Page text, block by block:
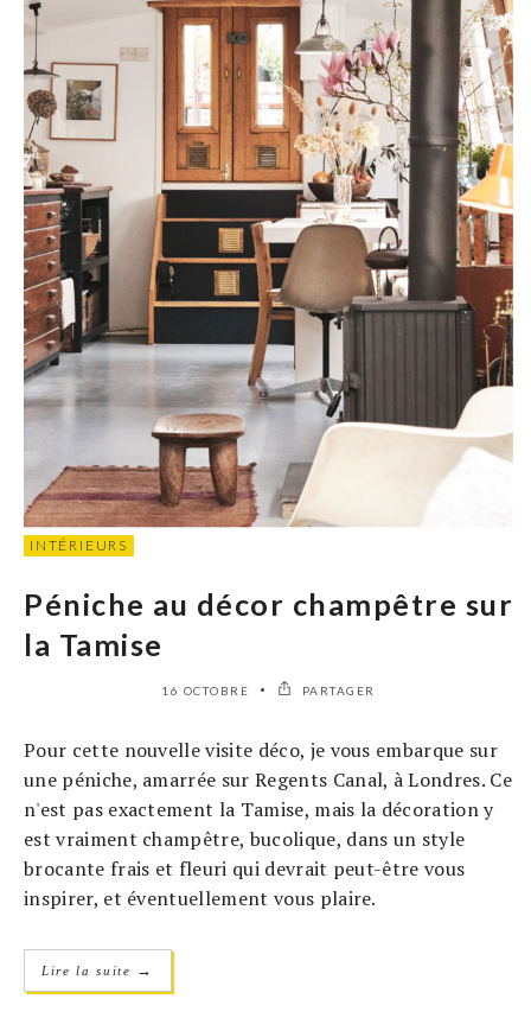
INTÉRIEURS
Péniche au décor champêtre sur
la Tamise
16 OCTOBRE PARTAGER
Pour cette nouvelle visite déco, je vous embarque sur
une péniche, amarrée sur Regents Canal, à Londres. Ce
n'est pas exactement la Tamise, mais la décoration y
est vraiment champêtre, bucolique, dans un style
brocante frais et fleuri qui devrait peut-être vous
inspirer, et éventuellement vous plaire.
Lire la suite →